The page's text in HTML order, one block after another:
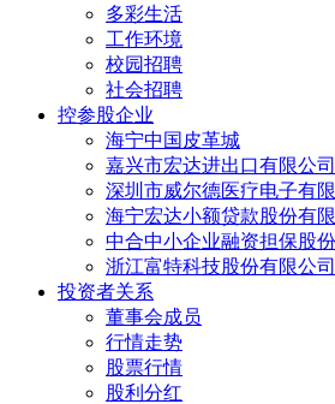
多彩生活
工作环境
校园招聘
社会招聘
控参股企业
海宁中国皮革城
嘉兴市宏达进出口有限公司
深圳市威尔德医疗电子有
海宁宏达小额贷款股份有
中合中小企业融资担保股
浙江富特科技股份有限公司
投资者关系
董事会成员
行情走势
股票行情
股利分红